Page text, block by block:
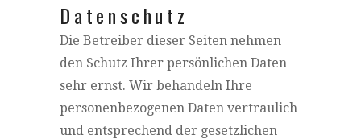
Datenschutz
Die Betreiber dieser Seiten nehmen
den Schutz Ihrer persönlichen Daten
sehr ernst. Wir behandeln Ihre
personenbezogenen Daten vertraulich
und entsprechend der gesetzlichen